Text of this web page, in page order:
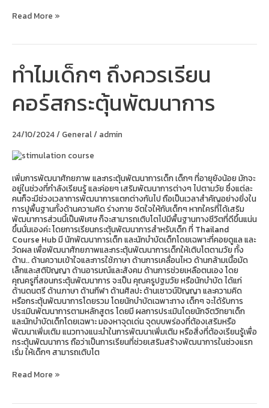
Read More »
ทำไมเด็กๆ ถึงควรเรียน
คอร์สกระตุ้นพัฒนาการ
24/10/2024/ General/ admin
เพิ่มการพัฒนาศักยภาพ และกระตุ้นพัฒนาการเด็ก เด็กๆ ที่อายุยังน้อย มักจะ
อยู่ในช่วงที่กำลังเรียนรู้ และค่อยๆ เสริมพัฒนาการต่างๆ ไปตามวัย ซึ่งแต่ละ
คนก็จะมีช่วงเวลาการพัฒนาการแตกต่างกันไป ถือเป็นเวลาสำคัญอย่างยิ่งใน
การปูพื้นฐานทั้งด้านความคิด ร่างกาย จิตใจให้กับเด็กๆ หากใครที่ได้เสริม
พัฒนาการส่วนนี้เป็นพิเศษ ก็จะสามารถเติบโตไปมีพื้นฐานทางชีวิตที่ดีขึ้นแน่น
ขึ้นนั่นเองค่ะ โดยการเรียนกระตุ้นพัฒนาการสำหรับเด็ก ที่ Thailand
Course Hub มี นักพัฒนาการเด็ก และนักบำบัดเด็กโดยเฉพาะที่คอยดูแล และ
วัดผล เพื่อพัฒนาศักยภาพและกระตุ้นพัฒนาการเด็กให้เติบโตตามวัย ทั้ง
ด้าน.. ด้านความเข้าใจและการใช้ภาษา ด้านการเคลื่อนไหว ด้านกล้ามเนื้อมัด
เล็กและสติปัญญา ด้านอารมณ์และสังคม ด้านการช่วยเหลือตนเอง โดย
คุณครูที่สอนกระตุ้นพัฒนาการ จะเป็น คุณครูปฐมวัย หรือนักบำบัด ได้แก่
ด้านดนตรี ด้านภาษา ด้านกีฬา ด้านศิลปะ ด้านเชาวน์ปัญญา และความคิด
หรือกระตุ้นพัฒนาการโดยรวม โดยนักบำบัดเฉพาะทาง เด็กๆ จะได้รับการ
ประเมินพัฒนาการตามหลักสูตร โดยมี ผลการประเมินโดยนักจิตวิทยาเด็ก
และนักบำบัดเด็กโดยเฉพาะ มองหาจุดเด่น จุดบบพร่องที่ต้องเสริมหรือ
พัฒนาเพิ่มเติม แนวทางแนะนำในการพัฒนาเพิ่มเติม หรือสิ่งที่ต้องเรียนรู้เพื่อ
กระตุ้นพัฒนาการ ถือว่าเป็นการเรียนที่ช่วยเสริมสร้างพัฒนาการในช่วงแรก
เริ่ม ให้เด็กๆ สามารถเติบโต
ทำไม
เด็กๆ
ถึง
ควร
เรียน
พัฒนาการ
Read More »